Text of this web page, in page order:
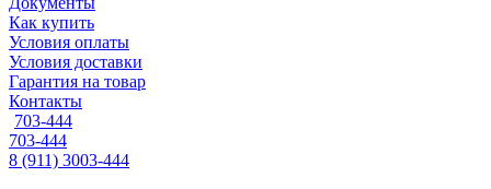
Как купить
Условия оплаты
Условия доставки
Гарантия на товар
Контакты
703-444
703-444
8 (911) 3003-444